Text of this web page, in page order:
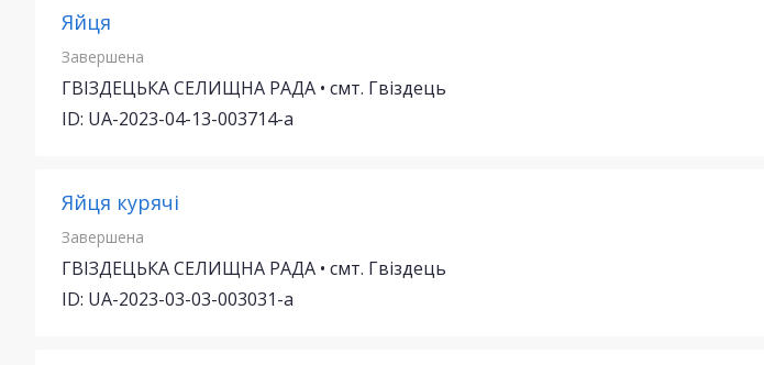
Яйця
Завершена
ГВІЗДЕЦЬКА СЕЛИЩНА РАДА • смт. Гвіздець
ID: UA-2023-04-13-003714-a
Яйця курячі
Завершена
ГВІЗДЕЦЬКА СЕЛИЩНА РАДА • смт. Гвіздець
ID: UA-2023-03-03-003031-a